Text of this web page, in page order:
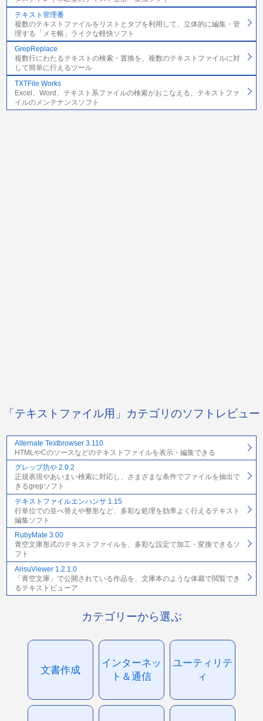
テキスト管理番
複数のテキストファイルをリストとタブを利用して、立体的に編集・管
理する「メモ帳」ライクな軽快ソフト
GrepReplace
複数行にわたるテキストの検索・置換を、複数のテキストファイルに対
して簡単に行えるツール
TXTFile Works
Excel、Word、テキスト系ファイルの検索がおこなえる、テキストファ
イルのメンテナンスソフト
「テキストファイル用」カテゴリのソフトレビュー
Alternate Textbrowser 3.110
HTMLやCのソースなどのテキストファイルを表示・編集できる
グレップ坊や 2.0.2
正規表現やあいまい検索に対応し、さまざまな条件でファイルを抽出で
きるgrepソフト
テキストファイルエンハンサ 1.15
行単位での並べ替えや整形など、多彩な処理を効率よく行えるテキスト
編集ソフト
RubyMate 3.00
青空文庫形式のテキストファイルを、多彩な設定で加工・変換できるソ
フト
ArisuViewer 1.2.1.0
「青空文庫」で公開されている作品を、文庫本のような体裁で閲覧でき
るテキストビューア
カテゴリーから選ぶ
文書作成
インターネッ
ト＆通信
ユーティリテ
ィ